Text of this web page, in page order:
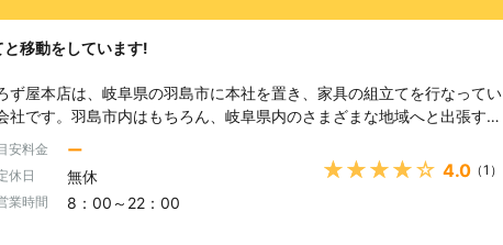
スムーズに始める事ができます。どうぞご依頼の際にご希望をお伝えく
い。お引越しもお手伝いさせて頂きます。
移動をしています!
ず屋本店は、岐阜県の羽島市に本社を置き、家具の組立てを行なってい
社です。羽島市内はもちろん、岐阜県内のさまざまな地域へと出張する
とができます。また年中無休で営業しているため、皆さんのご都合に合わ
業をすることが可能になっています。 【家具移動をしましょう】 皆
の中には、模様替えをして気分転換をしたいと考えている人も多いので
いでしょうか。スリッパスタンドのような軽い家具ならば簡単に移動さ
安料金 ー
休日 無休
業時間 8：00～22：00
★★★★★ 4.0（1）